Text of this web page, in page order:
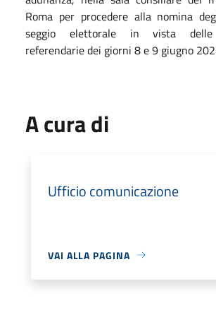
Roma per procedere alla nomina
seggio elettorale in vista delle
referendarie dei giorni 8 e 9 giugno
A cura di
Ufficio comunicazione
VAI ALLA PAGINA